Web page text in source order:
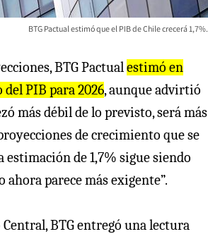
BTG Pactual estimó que el PIB de Chile crecerá 1,7%.
BTG Pactualestimó en
PIB para 2026, aunque advirtió
más débil de lo previsto, será más
de crecimiento que se
estimación de 1,7% sigue siendo
ahora parece más exigente”.
Central, BTG entregó una lectura